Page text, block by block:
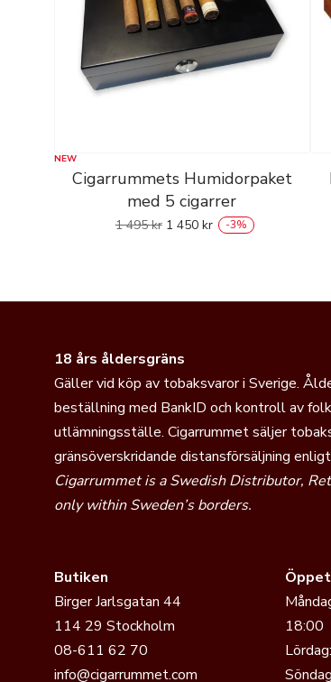
NEW
Cigarrummets Humidorpaket
med 5 cigarrer
1 495kr 1 450 kr -3%
18 års åldersgräns
Gäller vid köp av tobaksvaror i Sverige.
beställning med BankID och kontroll av
utlämningsställe. Cigarrummet säljer
gränsöverskridande distansförsäljning
Cigarrummet is a Swedish Distributor,
only within Sweden’s borders.
Butiken
Birger Jarlsgatan 44
114 29 Stockholm
08-611 62 70
info@cigarrummet.com
18:00